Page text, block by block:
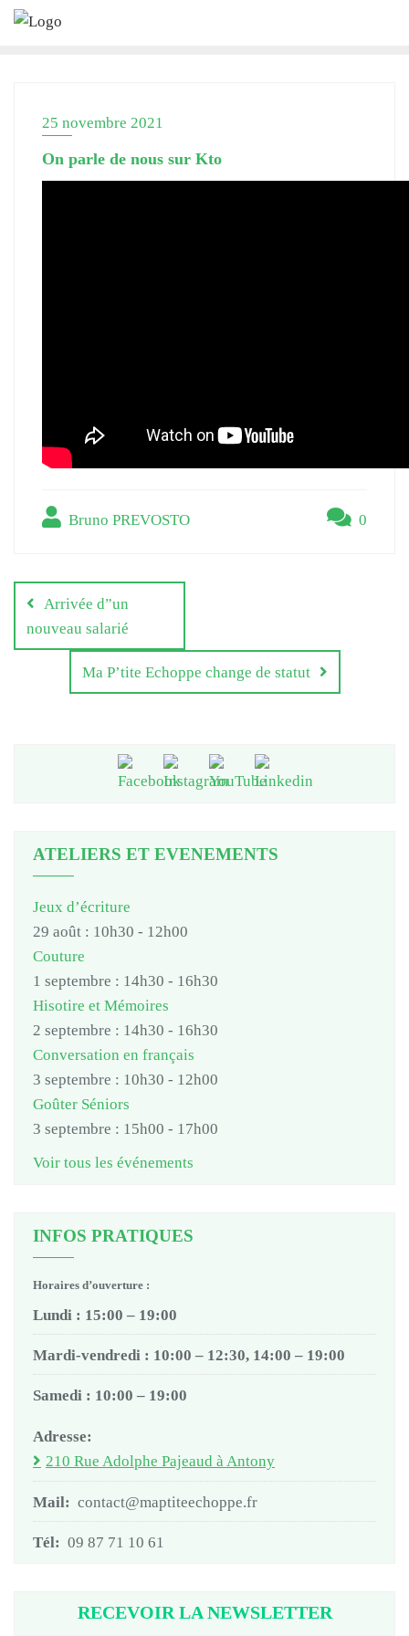
Skip
25 novembre 2021
On parle de nous sur Kto
Bruno PREVOSTO 0
de
l’article
Arrivée d”un
nouveau salarié
Ma P’tite Echoppe change de statut
ATELIERS ET EVENEMENTS
Jeux d’écriture
29 août : 10h30 - 12h00
Couture
1 septembre : 14h30 - 16h30
Hisotire et Mémoires
2 septembre : 14h30 - 16h30
Conversation en français
3 septembre : 10h30 - 12h00
Goûter Séniors
3 septembre : 15h00 - 17h00
Voir tous les événements
INFOS PRATIQUES
Horaires d’ouverture :
Lundi : 15:00 – 19:00
Mardi-vendredi : 10:00 – 12:30, 14:00 – 19:00
Samedi : 10:00 – 19:00
Adresse:
210 Rue Adolphe Pajeaud à Antony
Mail: contact@maptiteechoppe.fr
Tél: 09 87 71 10 61
RECEVOIR LA NEWSLETTER